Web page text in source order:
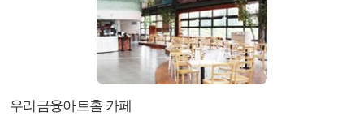
우리금융아트홀 카페